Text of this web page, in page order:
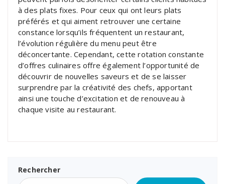
à des plats fixes. Pour ceux qui ont leurs plats
préférés et qui aiment retrouver une certaine
constance lorsqu’ils fréquentent un restaurant,
l’évolution régulière du menu peut être
déconcertante. Cependant, cette rotation constante
d’offres culinaires offre également l’opportunité de
découvrir de nouvelles saveurs et de se laisser
surprendre par la créativité des chefs, apportant
ainsi une touche d’excitation et de renouveau à
chaque visite au restaurant.
Rechercher